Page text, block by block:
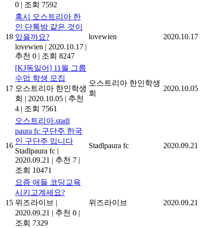
0 | 조회 7592
18
혹시 오스트리아 한
인 단톡방 같은 것이
있을까요?
lovewien | 2020.10.17 |
추천 0 | 조회 8247
lovewien 2020.10.17
17
[KJ독일어] 11월 그룹
수업 학생 모집
오스트리아 한인학생
회 | 2020.10.05 | 추천
4 | 조회 7561
오스트리아 한인학생
회
2020.10.05
16
오스트리아.stadl
paura fc 구단주 한국
인 구단주 입니다
Stadlpaura fc |
2020.09.21 | 추천 7 |
조회 10471
Stadlpaura fc 2020.09.21
15
요즘 애들 코딩교육
시키고계세요?
위즈라이브 |
2020.09.21 | 추천 0 |
조회 7329
위즈라이브 2020.09.21